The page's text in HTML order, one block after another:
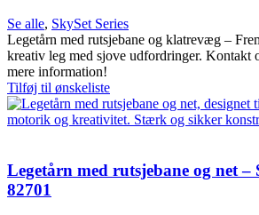
Se alle, SkySet Series
Legetårn med rutsjebane og klatrevæg –
kreativ leg med sjove udfordringer. Kontakt
mere information!
Tilføj til ønskeliste
Legetårn med rutsjebane og net –
82701